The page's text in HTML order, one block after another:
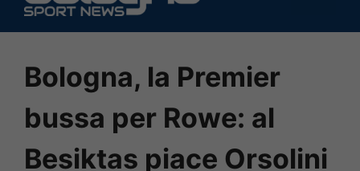
contenuto
Bologna, la Premier
bussa per Rowe: al
Besiktas piace Orsolini